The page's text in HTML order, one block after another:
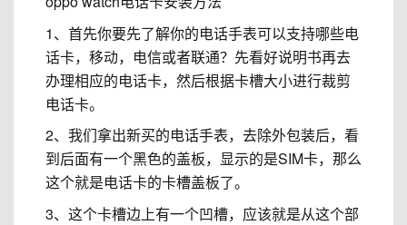
1、首先你要先了解你的电话手表可以支持哪些电
话卡，移动，电信或者联通？先看好说明书再去
办理相应的电话卡，然后根据卡槽大小进行裁剪
电话卡。
2、我们拿出新买的电话手表，去除外包装后，看
到后面有一个黑色的盖板，显示的是SIM卡，那么
这个就是电话卡的卡槽盖板了。
3、这个卡槽边上有一个凹槽，应该就是从这个部